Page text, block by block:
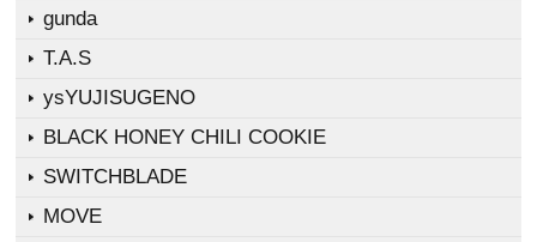
gunda
T.A.S
ysYUJISUGENO
BLACK HONEY CHILI COOKIE
SWITCHBLADE
MOVE